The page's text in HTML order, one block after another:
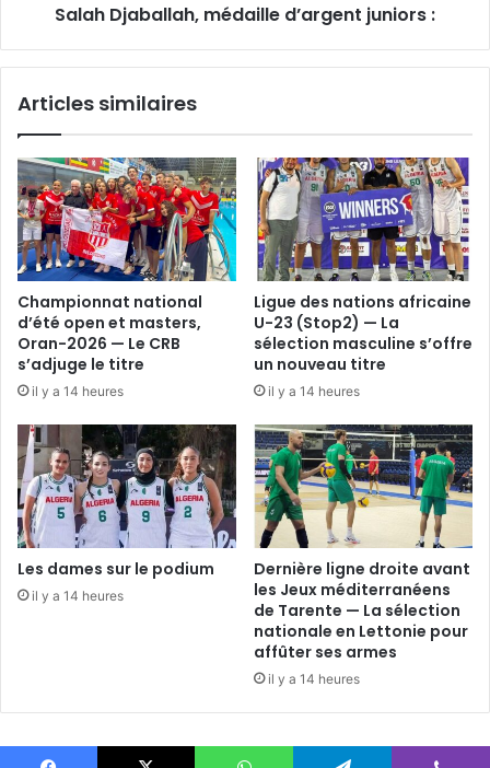
Salah Djaballah, médaille d’argent juniors :
Articles similaires
Championnat national
d’été open et masters,
Oran-2026 — Le CRB
s’adjuge le titre
il y a 14 heures
Ligue des nations africaine
U-23 (Stop2) — La
sélection masculine s’offre
un nouveau titre
il y a 14 heures
Les dames sur le podium
il y a 14 heures
Dernière ligne droite avant
les Jeux méditerranéens
de Tarente — La sélection
nationale en Lettonie pour
affûter ses armes
il y a 14 heures